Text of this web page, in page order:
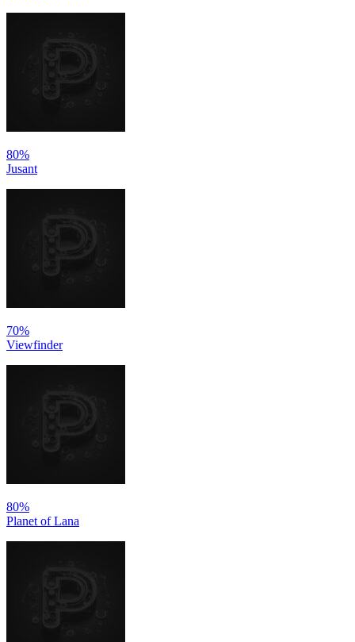
80%
Jusant
70%
Viewfinder
80%
Planet of Lana